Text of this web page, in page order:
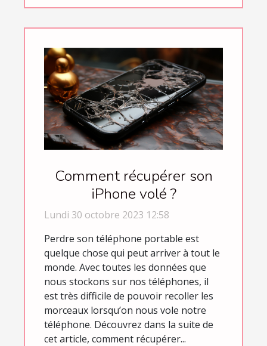
Comment récupérer son
iPhone volé ?
Lundi 30 octobre 2023 12:58
Perdre son téléphone portable est
quelque chose qui peut arriver à tout le
monde. Avec toutes les données que
nous stockons sur nos téléphones, il
est très difficile de pouvoir recoller les
morceaux lorsqu’on nous vole notre
téléphone. Découvrez dans la suite de
cet article, comment récupérer...